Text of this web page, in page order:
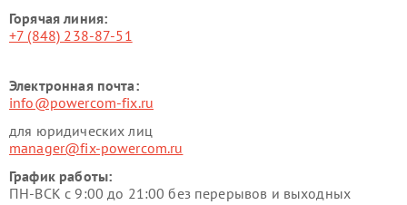
Горячая линия:
+7 (848) 238-87-51
Электронная почта:
info@powercom-fix.ru
для юридических лиц
manager@fix-powercom.ru
График работы:
ПН-ВСК с 9:00 до 21:00 без перерывов и выходных